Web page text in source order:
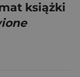
książki